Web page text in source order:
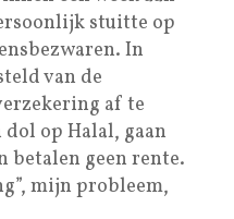
stuitte op
In
van de
af te
op Halal, gaan
betalen geen rente.
mijn probleem,